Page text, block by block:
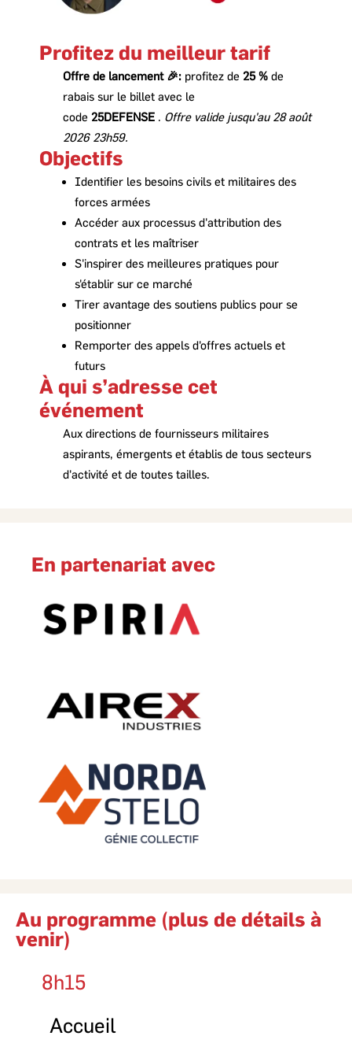
Profitez du meilleur tarif
Offre de lancement 🎉: profitez de 25 % de
rabais sur le billet avec le
code 25DEFENSE . Offre valide jusqu'au 28 août
2026 23h59.
Objectifs
Identifier les besoins civils et militaires des
forces armées
Accéder aux processus d'attribution des
contrats et les maîtriser
S'inspirer des meilleures pratiques pour
s'établir sur ce marché
Tirer avantage des soutiens publics pour se
positionner
Remporter des appels d'offres actuels et
futurs
À qui s’adresse cet
événement
Aux directions de fournisseurs militaires
aspirants, émergents et établis de tous secteurs
d'activité et de toutes tailles.
En partenariat avec
Au programme (plus de détails à
venir)
8h15
Accueil